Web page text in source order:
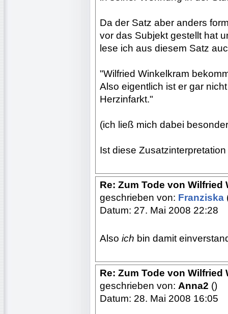
Da der Satz aber anders
vor das Subjekt gestellt hat
lese ich aus diesem Satz
"Wilfried Winkelkram
Also eigentlich ist er gar
Herzinfarkt."
(ich ließ mich dabei
Ist diese
Re: Zum Tode von Wilfried
geschrieben von: Franziska
Datum: 27. Mai 2008 22:28
Also ich bin damit
Re: Zum Tode von Wilfried
geschrieben von: Anna2 ()
Datum: 28. Mai 2008 16:05